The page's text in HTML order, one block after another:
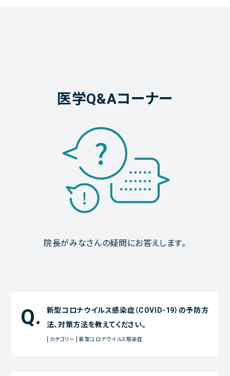
医学Q&Aコーナー
院長がみなさんの疑問にお答えします。
新型コロナウイルス感染症（COVID-19）の予防方
法、対策方法を教えてください。
[ カテゴリー ] 新型コロナウイルス感染症